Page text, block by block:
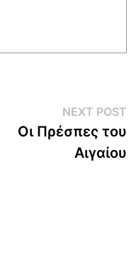
NEXT POST
Οι Πρέσπες του
Αιγαίου